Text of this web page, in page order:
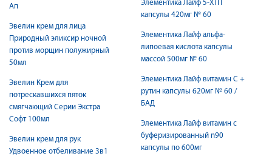
Ап
Эвелин крем для лица
Природный эликсир ночной
против морщин полужирный
50мл
Эвелин Крем для
потрескавшихся пяток
смягчающий Серии Экстра
Софт 100мл
Эвелин крем для рук
Удвоенное отбеливание 3в1
Элементика Лайф 5-ХТП
капсулы 420мг № 60
Элементика Лайф альфа-
липоевая кислота капсулы
массой 500мг № 60
Элементика Лайф витамин С +
рутин капсулы 620мг № 60 /
БАД
Элементика Лайф витамин с
буферизированный n90
капсулы по 600мг